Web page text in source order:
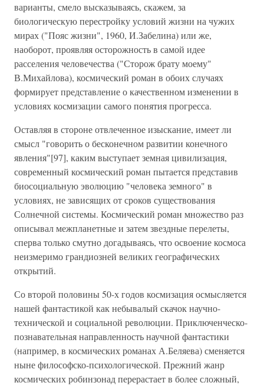
варианты, смело высказываясь, скажем, за
биологическую перестройку условий жизни на чужих
мирах ("Пояс жизни", 1960, И.Забелина) или же,
наоборот, проявляя осторожность в самой идее
расселения человечества ("Сторож брату моему"
В.Михайлова), космический роман в обоих случаях
формирует представление о качественном изменении в
условиях космизации самого понятия прогресса.
Оставляя в стороне отвлеченное изыскание, имеет ли
смысл "говорить о бесконечном развитии конечного
явления"[97], каким выступает земная цивилизация,
современный космический роман пытается представив
биосоциальную эволюцию "человека земного" в
условиях, не зависящих от сроков существования
Солнечной системы. Космический роман множество раз
описывал межпланетные и затем звездные перелеты,
сперва только смутно догадываясь, что освоение космоса
неизмеримо грандиозней великих географических
открытий.
Со второй половины 50-х годов космизация осмысляется
нашей фантастикой как небывалый скачок научно-
технической и социальной революции. Приключенческо-
познавательная направленность научной фантастики
(например, в космических романах А.Беляева) сменяется
ныне философско-психологической. Прежний жанр
космических робинзонад перерастает в более сложный,